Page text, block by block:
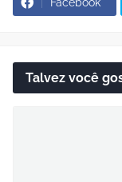
Facebook
Talvez você